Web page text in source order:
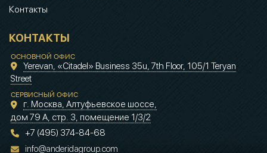
Контакты
КОНТАКТЫ
ОСНОВНОЙ ОФИС
Yerevan, «Citadel» Business 35u, 7th Floor, 105/1 Teryan
Street
СЕРВИСНЫЙ ОФИС
г. Москва, Алтуфьевское шоссе,
дом 79 А, стр. 3, помещение 1/3/2
+7 (495) 374-84-68
info@anderidagroup.com